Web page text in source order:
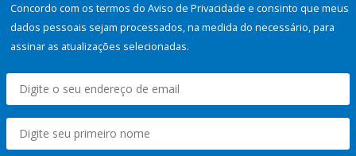
Concordo com os termos do Aviso de Privacidade e consinto que meus
dados pessoais sejam processados, na medida do necessário, para
assinar as atualizações selecionadas.